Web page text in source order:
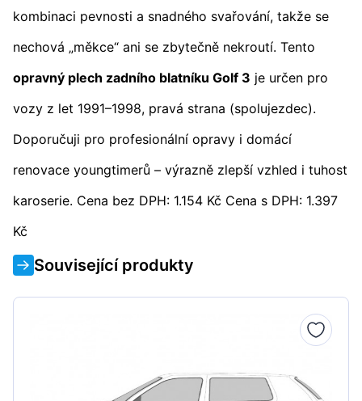
kombinaci pevnosti a snadného svařování, takže se
nechová „měkce“ ani se zbytečně nekroutí. Tento
opravný plech zadního blatníku Golf 3 je určen pro
vozy z let 1991–1998, pravá strana (spolujezdec).
Doporučuji pro profesionální opravy i domácí
renovace youngtimerů – výrazně zlepší vzhled i tuhost
karoserie. Cena bez DPH: 1.154 Kč Cena s DPH: 1.397
Kč
Související produkty